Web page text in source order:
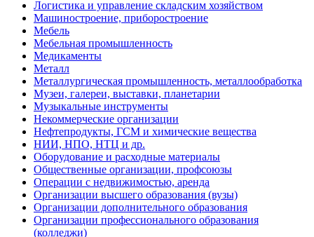
Логистика и управление складским хозяйством
Машиностроение, приборостроение
Мебель
Мебельная промышленность
Медикаменты
Металл
Металлургическая промышленность, металлообработка
Музеи, галереи, выставки, планетарии
Музыкальные инструменты
Некоммерческие организации
Нефтепродукты, ГСМ и химические вещества
НИИ, НПО, НТЦ и др.
Оборудование и расходные материалы
Общественные организации, профсоюзы
Операции с недвижимостью, аренда
Организации высшего образования (вузы)
Организации дополнительного образования
Организации профессионального образования
(колледжи)